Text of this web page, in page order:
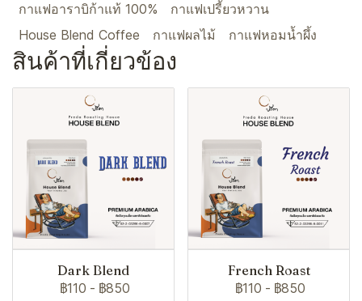
กาแฟอาราบิก้าแท้ 100%
กาแฟเปรี้ยวหวาน
House Blend Coffee
กาแฟผลไม้ กาแฟหอมน้ำผึ้ง
สินค้าที่เกี่ยวข้อง
Dark Blend
฿110 - ฿850
French Roast
฿110 - ฿850